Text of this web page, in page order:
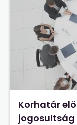
Korhatár
jogosultság